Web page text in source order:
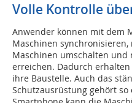
Volle Kontrolle
Anwender können mit dem
Maschinen
Maschinen umschalten
erreichen. Dadurch
ihre Baustelle. Auch das
Schutzausrüstung gehört